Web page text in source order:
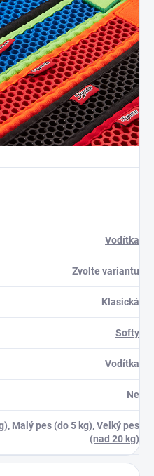
Vodítka
Zvolte variantu
Klasická
Softy
Vodítka
Ne
, Malý pes (do 5 kg),Velký pes
(nad 20 kg)